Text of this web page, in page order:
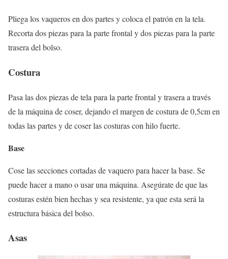
Pliega los vaqueros en dos partes y coloca el patrón en la tela.
Recorta dos piezas para la parte frontal y dos piezas para la parte
trasera del bolso.
Costura
Pasa las dos piezas de tela para la parte frontal y trasera a través
de la máquina de coser, dejando el margen de costura de 0,5cm en
todas las partes y de coser las costuras con hilo fuerte.
Base
Cose las secciones cortadas de vaquero para hacer la base. Se
puede hacer a mano o usar una máquina. Asegúrate de que las
costuras estén bien hechas y sea resistente, ya que esta será la
estructura básica del bolso.
Asas